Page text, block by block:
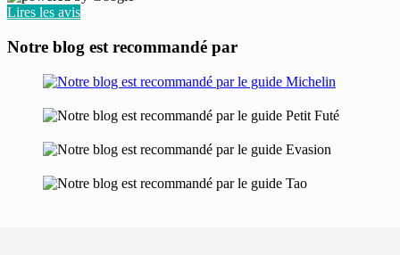
Lires les avis
Notre blog est recommandé par